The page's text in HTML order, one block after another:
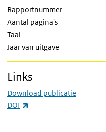
Rapportnummer
Aantal pagina's
Taal
Jaar van uitgave
Links
Download publicatie
DOI